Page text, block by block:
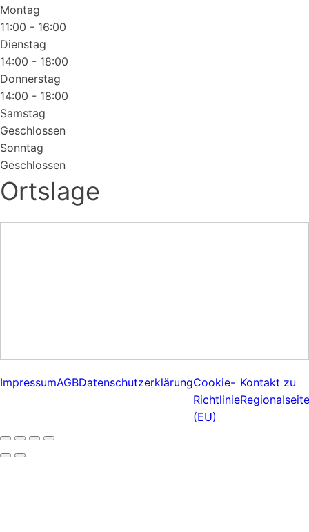
Montag
11:00 - 16:00
Dienstag
14:00 - 18:00
Donnerstag
14:00 - 18:00
Samstag
Geschlossen
Sonntag
Geschlossen
Ortslage
ImpressumAGBDatenschutzerklärungCookie-
Richtlinie
(EU)
Kontakt zu